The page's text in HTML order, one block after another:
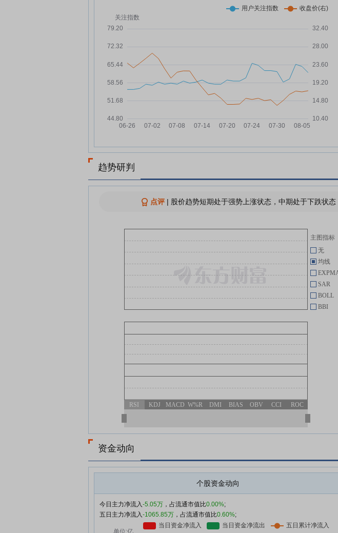
07-30
*ST联翔7月29日快速回调
*ST联翔7月29日快速反弹
06-26
*ST联
*ST联
*ST联
会决议公
06-13
*ST联翔:
2026年
06-13
*ST联翔
06-11
*ST联翔:
06-02
查
趋势研判
点评| 股价趋势短期处于强势上涨状态，中期处于下跌状
主图指标
无
均线
SAR
BOLL
BBI
RSI KDJ MACD W%R DMI BIAS OBV CCI ROC
资金动向
个股资金动向
今日主力净流入-5.05万 ，占流通市值比0.00%;
五日主力净流入-1065.85万 ，占流通市值比0.60%;